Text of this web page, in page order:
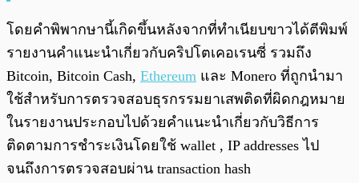
โดยคำพิพากษานี้เกิดขึ้นหลังจากที่ทำเนียบขาวได้ตีพิมพ์
รายงานคำแนะนำเกี่ยวกับคริปโตเคอเรนซี่ รวมถึง
Bitcoin, Bitcoin Cash, Ethereum และ Monero ที่ถูกนำมา
ใช้สำหรับการตรวจสอบธุรกรรมยาเสพติดที่ผิดกฎหมาย
ในรายงานประกอบไปด้วยคำแนะนำเกี่ยวกับวิธีการ
ติดตามการชำระเงินโดยใช้ wallet , IP addresses ไป
จนถึงการตรวจสอบผ่าน transaction hash